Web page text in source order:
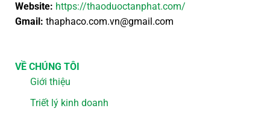
Website: https://thaoduoctanphat.com/
Gmail: thaphaco.com.vn@gmail.com
VỀ CHÚNG TÔI
Giới thiệu
Triết lý kinh doanh